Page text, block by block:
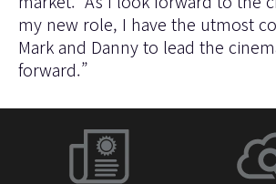
my new role, I have the utmost
Mark and Danny to lead the
forward.”